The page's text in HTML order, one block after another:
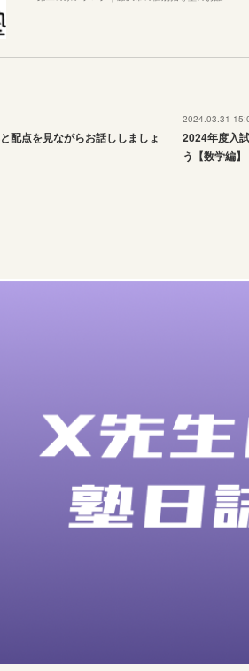
配点を見ながらお話ししましょ
2024.03.31
2024年度入
う【数学編】